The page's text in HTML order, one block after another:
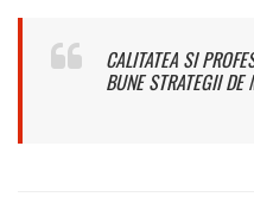
CALITATEA SI
BUNE STRATEGII DE